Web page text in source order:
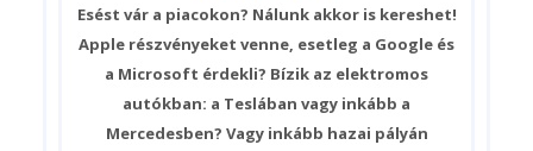
Esést vár a piacokon? Nálunk akkor is kereshet!
Apple részvényeket venne, esetleg a Google és
a Microsoft érdekli? Bízik az elektromos
autókban: a Teslában vagy inkább a
Mercedesben? Vagy inkább hazai pályán